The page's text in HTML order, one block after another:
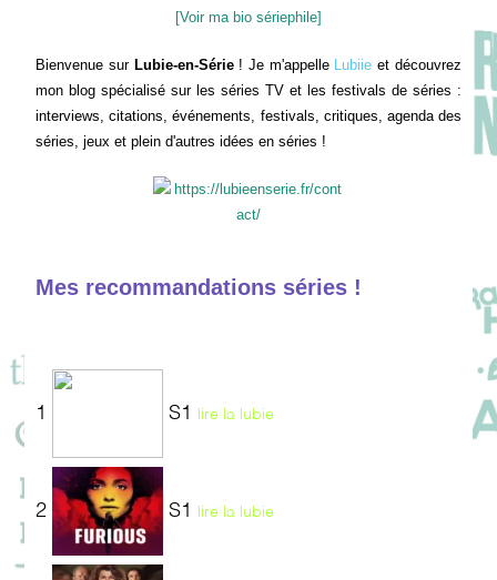
[Voir ma bio sériephile]
Bienvenue sur Lubie-en-Série! Je m'appelle Lubiie et découvrez
mon blog spécialisé sur les séries TV et les festivals de séries :
interviews, citations, événements, festivals, critiques, agenda des
séries, jeux et plein d'autres idées en séries !
Mes recommandations séries !
1 S1 lire la lubie
2 S1 lire la lubie